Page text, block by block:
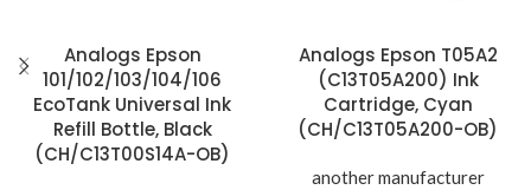
Analogs Epson
101/102/103/104/106
EcoTank Universal Ink
Refill Bottle, Black
(CH/C13T00S14A-OB)
Analogs Epson T05A2
(C13T05A200) Ink
Cartridge, Cyan
(CH/C13T05A200-OB)
another manufacturer